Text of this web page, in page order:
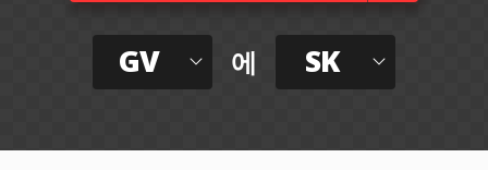
GV 에 SK